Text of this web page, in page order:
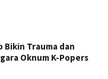
Bikin Trauma dan
Oknum K-Popers